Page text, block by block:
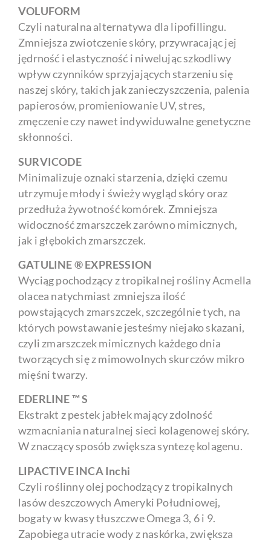
VOLUFORM
Czyli naturalna alternatywa dla lipofillingu.
Zmniejsza zwiotczenie skóry, przywracając jej
jędrność i elastyczność i niwelując szkodliwy
wpływ czynników sprzyjających starzeniu się
naszej skóry, takich jak zanieczyszczenia, palenia
papierosów, promieniowanie UV, stres,
zmęczenie czy nawet indywiduwalne genetyczne
skłonności.
SURVICODE
Minimalizuje oznaki starzenia, dzięki czemu
utrzymuje młody i świeży wygląd skóry oraz
przedłuża żywotność komórek. Zmniejsza
widoczność zmarszczek zarówno mimicznych,
jak i głębokich zmarszczek.
GATULINE ® EXPRESSION
Wyciąg pochodzący z tropikalnej rośliny Acmella
olacea natychmiast zmniejsza ilość
powstających zmarszczek, szczególnie tych, na
których powstawanie jesteśmy niejako skazani,
czyli zmarszczek mimicznych każdego dnia
tworzących się z mimowolnych skurczów mikro
mięśni twarzy.
EDERLINE ™ S
Ekstrakt z pestek jabłek mający zdolność
wzmacniania naturalnej sieci kolagenowej skóry.
W znaczący sposób zwiększa syntezę kolagenu.
LIPACTIVE INCA Inchi
Czyli roślinny olej pochodzący z tropikalnych
lasów deszczowych Ameryki Południowej,
bogaty w kwasy tłuszczwe Omega 3, 6 i 9.
Zapobiega utracie wody z naskórka, zwiększa